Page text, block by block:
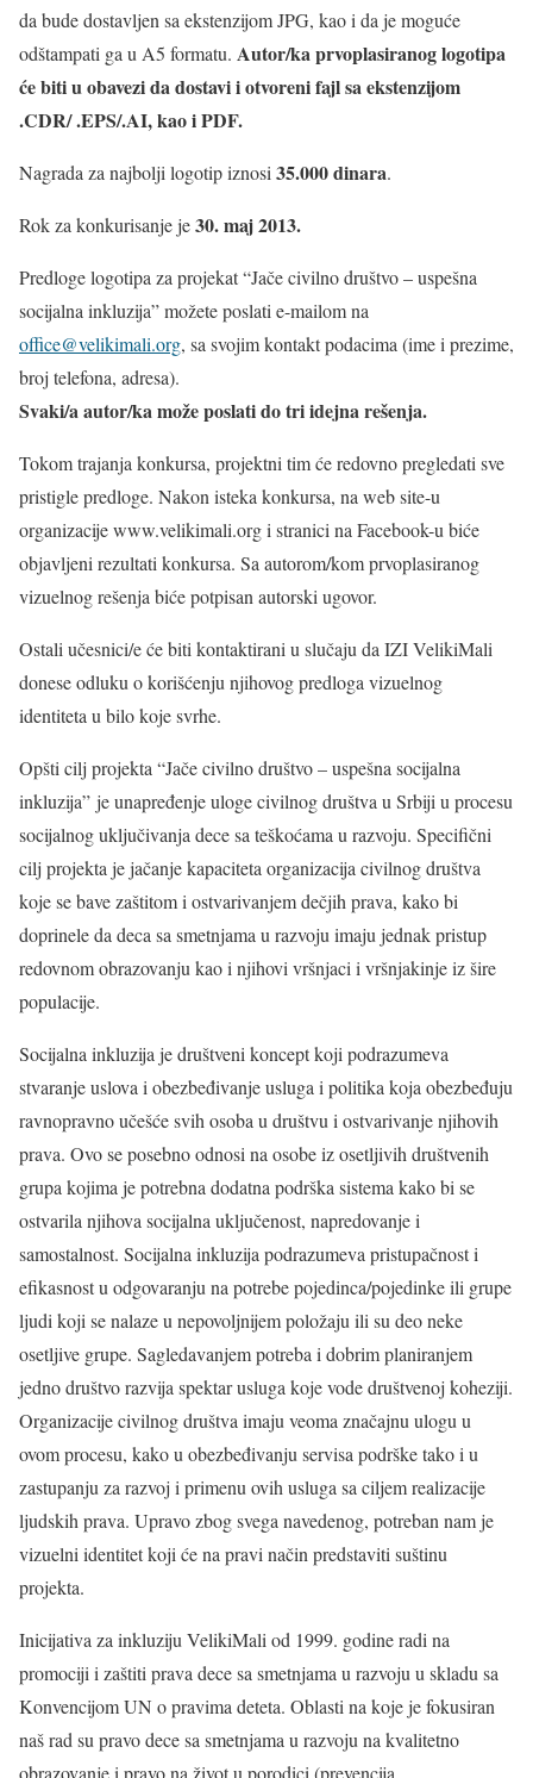
da bude dostavljen sa ekstenzijom JPG, kao i da je moguće
odštampati ga u A5 formatu. Autor/ka prvoplasiranog logotipa
će biti u obavezi da dostavi i otvoreni fajl sa ekstenzijom
.CDR/ .EPS/.AI, kao i PDF.
Nagrada za najbolji logotip iznosi 35.000 dinara.
Rok za konkurisanje je30. maj 2013.
Predloge logotipa za projekat “Jače civilno društvo – uspešna
socijalna inkluzija” možete poslati e-mailom na
office@velikimali.org, sa svojim kontakt podacima (ime i prezime,
broj telefona, adresa).
Svaki/a autor/ka može poslati do tri idejna rešenja.
Tokom trajanja konkursa, projektni tim će redovno pregledati sve
pristigle predloge. Nakon isteka konkursa, na web site-u
organizacije www.velikimali.org i stranici na Facebook-u biće
objavljeni rezultati konkursa. Sa autorom/kom prvoplasiranog
vizuelnog rešenja biće potpisan autorski ugovor.
Ostali učesnici/e će biti kontaktirani u slučaju da IZI VelikiMali
donese odluku o korišćenju njihovog predloga vizuelnog
identiteta u bilo koje svrhe.
Opšti cilj projekta “Jače civilno društvo – uspešna socijalna
inkluzija” je unapređenje uloge civilnog društva u Srbiji u procesu
socijalnog uključivanja dece sa teškoćama u razvoju. Specifični
cilj projekta je jačanje kapaciteta organizacija civilnog društva
koje se bave zaštitom i ostvarivanjem dečjih prava, kako bi
doprinele da deca sa smetnjama u razvoju imaju jednak pristup
redovnom obrazovanju kao i njihovi vršnjaci i vršnjakinje iz šire
populacije.
Socijalna inkluzija je društveni koncept koji podrazumeva
stvaranje uslova i obezbeđivanje usluga i politika koja obezbeđuju
ravnopravno učešće svih osoba u društvu i ostvarivanje njihovih
prava. Ovo se posebno odnosi na osobe iz osetljivih društvenih
grupa kojima je potrebna dodatna podrška sistema kako bi se
ostvarila njihova socijalna uključenost, napredovanje i
samostalnost. Socijalna inkluzija podrazumeva pristupačnost i
efikasnost u odgovaranju na potrebe pojedinca/pojedinke ili grupe
ljudi koji se nalaze u nepovoljnijem položaju ili su deo neke
osetljive grupe. Sagledavanjem potreba i dobrim planiranjem
jedno društvo razvija spektar usluga koje vode društvenoj koheziji.
Organizacije civilnog društva imaju veoma značajnu ulogu u
ovom procesu, kako u obezbeđivanju servisa podrške tako i u
zastupanju za razvoj i primenu ovih usluga sa ciljem realizacije
ljudskih prava. Upravo zbog svega navedenog, potreban nam je
vizuelni identitet koji će na pravi način predstaviti suštinu
projekta.
Inicijativa za inkluziju VelikiMali od 1999. godine radi na
promociji i zaštiti prava dece sa smetnjama u razvoju u skladu sa
Konvencijom UN o pravima deteta. Oblasti na koje je fokusiran
naš rad su pravo dece sa smetnjama u razvoju na kvalitetno
obrazovanje i pravo na život u porodici (prevencija